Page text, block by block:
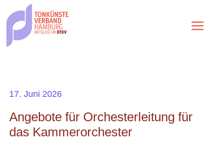
Inhalt
springen
17. Juni 2026
Angebote für Orchesterleitung für
das Kammerorchester